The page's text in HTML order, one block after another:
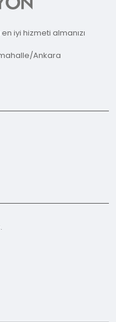
iyi hizmeti almanızı
Ankara